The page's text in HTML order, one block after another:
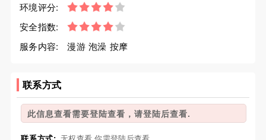
环境评分:
安全指数:
服务内容:
漫游 泡澡 按摩
联系方式
此信息查看需要登陆查看，请登陆后查看.